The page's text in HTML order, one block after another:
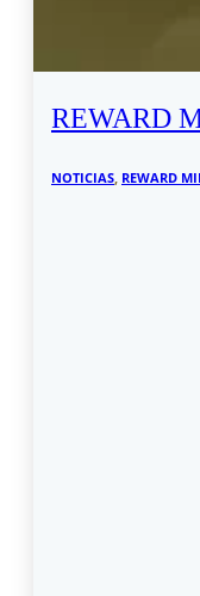
REWARD
NOTICIAS, REWARD